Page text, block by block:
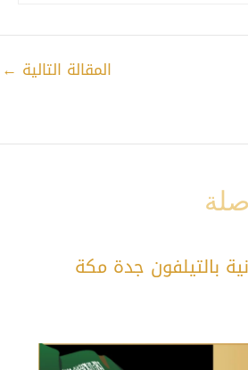
المقالة التالية ←
بالتيلفون جدة مكة